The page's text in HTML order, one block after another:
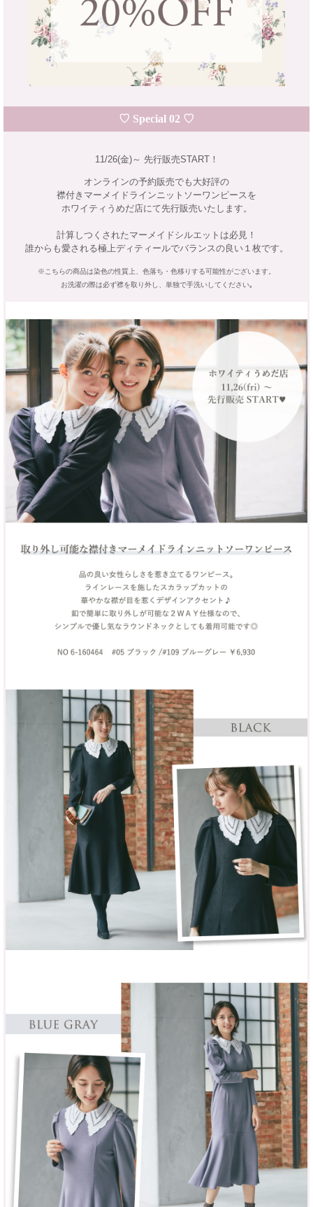
♡ Special 02 ♡
11/26(金)～ 先行販売START！
オンラインの予約販売でも大好評の
襟付きマーメイドラインニットソーワンピースを
ホワイティうめだ店にて先行販売いたします。
計算しつくされたマーメイドシルエットは必見！
誰からも愛される極上ディティールでバランスの良い１枚です。
※こちらの商品は染色の性質上、色落ち・色移りする可能性がございます。
お洗濯の際は必ず襟を取り外し、単独で手洗いしてください｡